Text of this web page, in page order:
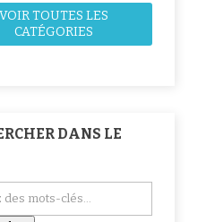
VOIR TOUTES LES
CATÉGORIES
DANS LE